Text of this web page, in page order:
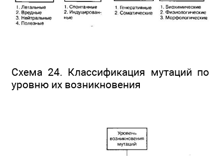
Схема 24. Классификация мутаций по
уровню их возникновения